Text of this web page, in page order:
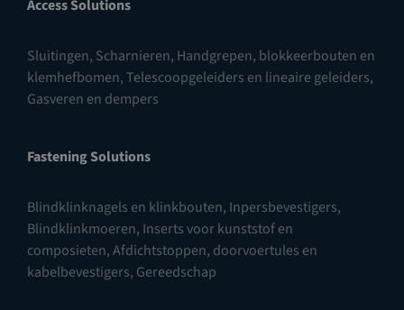
Access Solutions
Sluitingen, Scharnieren, Handgrepen, blokkeerbouten en
klemhefbomen,Telescoopgeleiders en lineaire geleiders,
Gasveren en dempers
Fastening Solutions
Blindklinknagels en klinkbouten, Inpersbevestigers,
Blindklinkmoeren, Inserts voor kunststof en
composieten,Afdichtstoppen, doorvoertules en
kabelbevestigers, Gereedschap